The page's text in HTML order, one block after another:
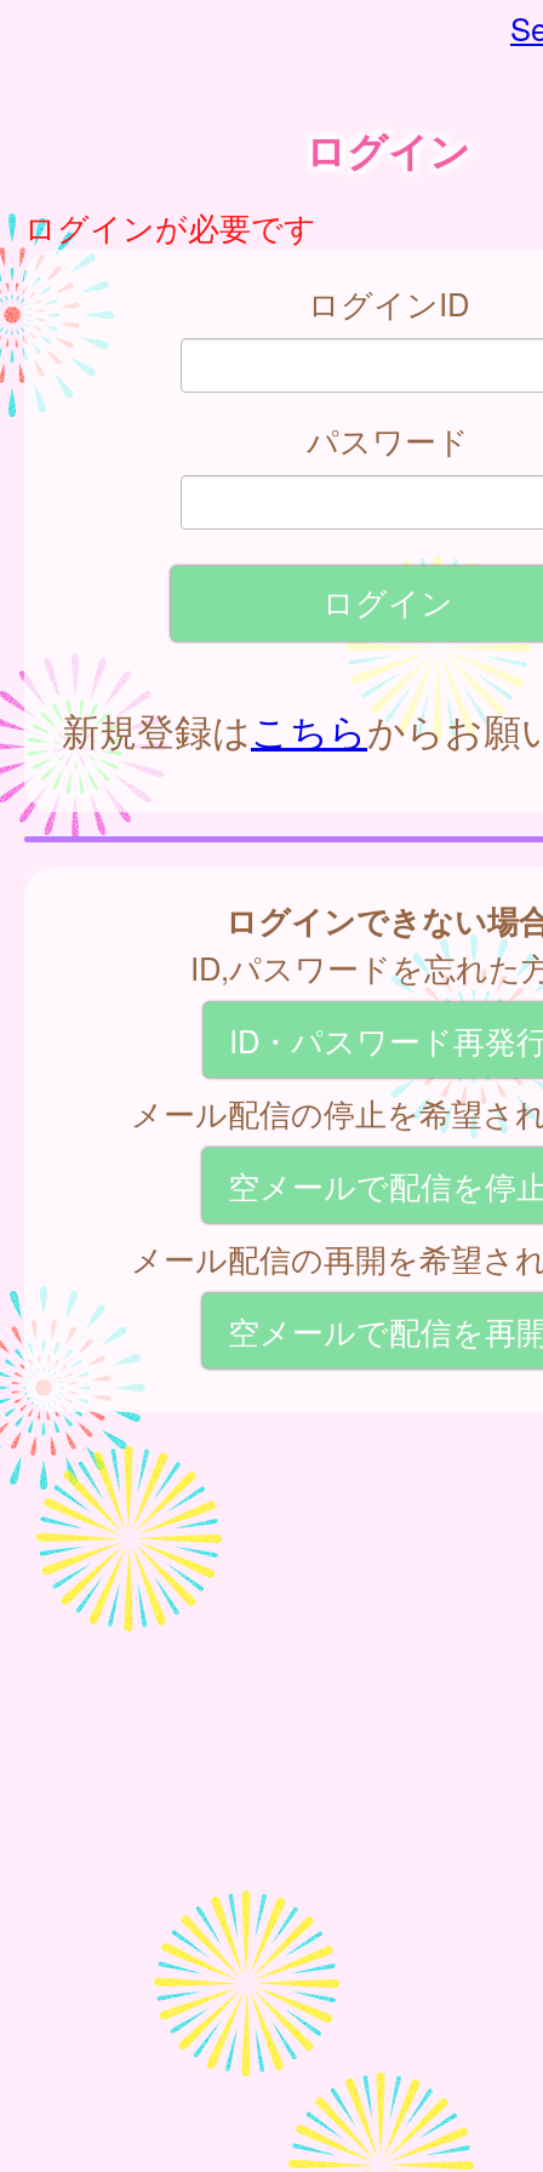
ログイン
ログインが必要です
ログインID
パスワード
新規登録はこちらからお願
ログインできない場
ID,パスワードを忘れた
ID・パスワード再発
メール配信の停止を希望さ
空メールで配信を停
メール配信の再開を希望さ
空メールで配信を再